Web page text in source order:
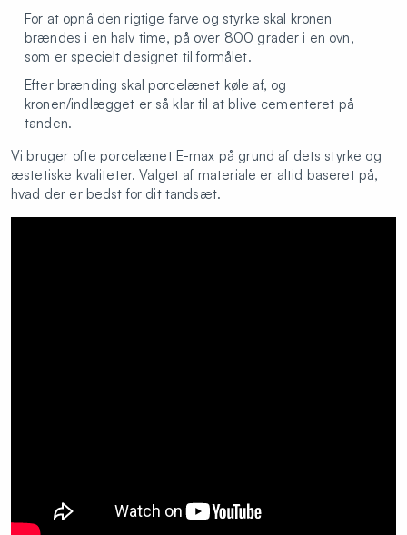
For at opnå den rigtige farve og styrke skal kronen
brændes i en halv time, på over 800 grader i en ovn,
som er specielt designet til formålet.
Efter brænding skal porcelænet køle af, og
kronen/indlægget er så klar til at blive cementeret på
tanden.
Vi bruger ofte porcelænet E-max på grund af dets styrke og
æstetiske kvaliteter. Valget af materiale er altid baseret på,
hvad der er bedst for dit tandsæt.